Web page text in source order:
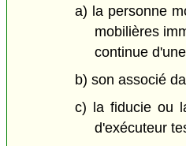
a) la personne
mobilières
continue
b) son associé
c) la fiducie ou
d'exécuteur